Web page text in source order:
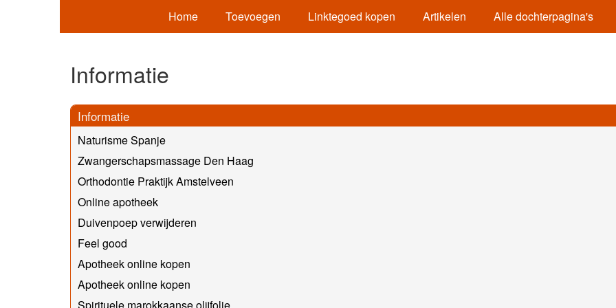
Home Toevoegen Linktegoed kopen Artikelen Alle dochterpagina's
Informatie
Informatie
Naturisme Spanje
Zwangerschapsmassage Den Haag
Orthodontie Praktijk Amstelveen
Online apotheek
Duivenpoep verwijderen
Feel good
Apotheek online kopen
Apotheek online kopen
Spirituele marokkaanse olijfolie